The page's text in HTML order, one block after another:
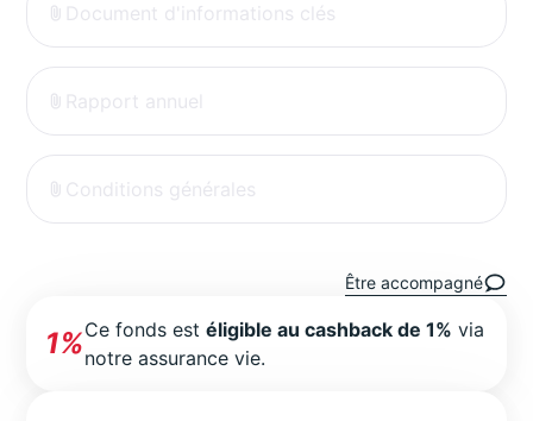
Document d'informations clés
Rapport annuel
Conditions générales
Être accompagné
1%Ce fonds estéligible au cashback de 1% via
notre assurance vie.